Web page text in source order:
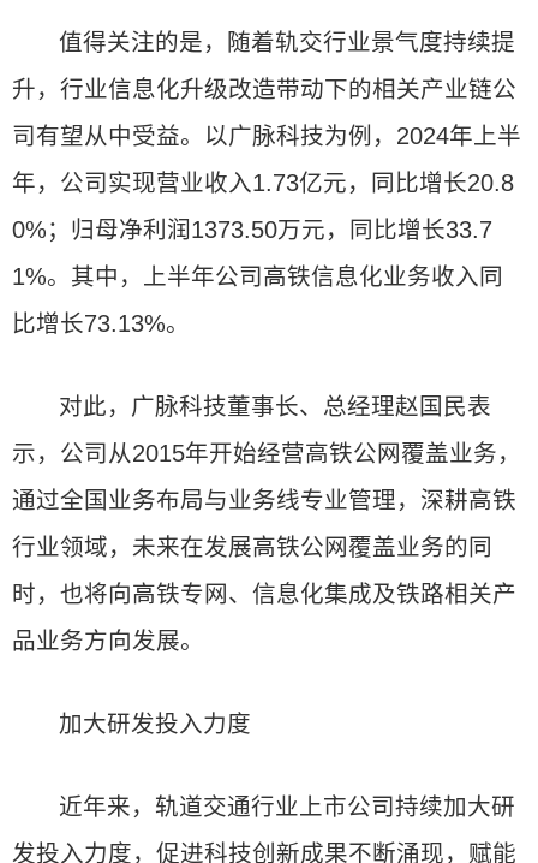
值得关注的是，随着轨交行业景气度持续提
升，行业信息化升级改造带动下的相关产业链公
司有望从中受益。以广脉科技为例，2024年上半
年，公司实现营业收入1.73亿元，同比增长20.8
0%；归母净利润1373.50万元，同比增长33.7
1%。其中，上半年公司高铁信息化业务收入同
比增长73.13%。
对此，广脉科技董事长、总经理赵国民表
示，公司从2015年开始经营高铁公网覆盖业务，
通过全国业务布局与业务线专业管理，深耕高铁
行业领域，未来在发展高铁公网覆盖业务的同
时，也将向高铁专网、信息化集成及铁路相关产
品业务方向发展。
加大研发投入力度
近年来，轨道交通行业上市公司持续加大研
发投入力度，促进科技创新成果不断涌现，赋能